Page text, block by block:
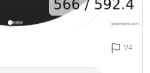
1/4